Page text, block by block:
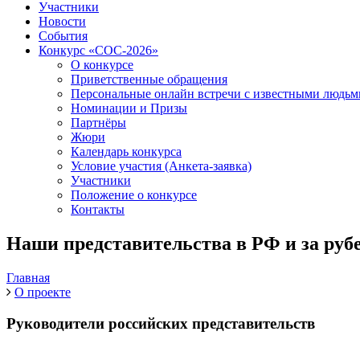
Участники
Новости
События
Конкурс «СОС-2026»
О конкурсе
Приветственные обращения
Персональные онлайн встречи с известными
Номинации и Призы
Партнёры
Жюри
Календарь конкурса
Условие участия (Анкета-заявка)
Участники
Положение о конкурсе
Контакты
Наши представительства в РФ и за
Главная
О проекте
Руководители российских представительств